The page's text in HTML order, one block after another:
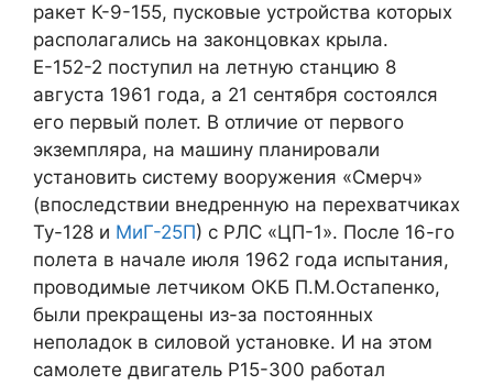
ракет К-9-155, пусковые устройства которых
располагались на законцовках крыла.
Е-152-2 поступил на летную станцию 8
августа 1961 года, а 21 сентября состоялся
его первый полет. В отличие от первого
экземпляра, на машину планировали
установить систему вооружения «Смерч»
(впоследствии внедренную на перехватчиках
Ту-128 и МиГ-25П) с РЛС «ЦП-1». После 16-го
полета в начале июля 1962 года испытания,
проводимые летчиком ОКБ П.М.Остапенко,
были прекращены из-за постоянных
неполадок в силовой установке. И на этом
самолете двигатель Р15-300 работал